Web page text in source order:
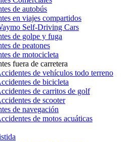
de autobús
en viajes compartidos
Self-Driving Cars
de golpe y fuga
de peatones
de motocicleta
fuera de carretera
de vehículos todo terreno
de bicicleta
de carritos de golf
de scooter
de navegación
de motos acuáticas